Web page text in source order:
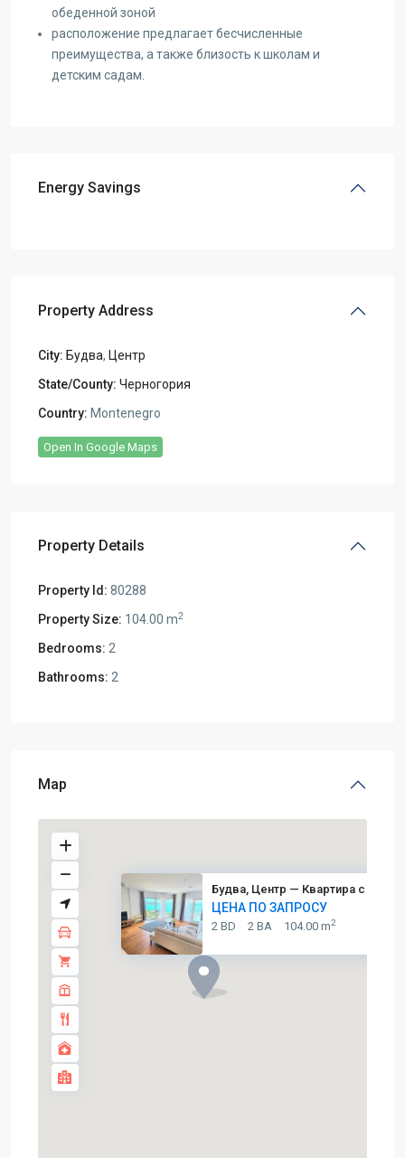
обеденной зоной
расположение предлагает бесчисленные
преимущества, а также близость к школам и
детским садам.
Energy Savings
Property Address
City: Будва, Центр
State/County: Черногория
Country: Montenegro
Open In Google Maps
Property Details
Property Id: 80288
Property Size: 104.00 m2
Bedrooms: 2
Bathrooms: 2
Map
Будва, Центр — Квартира с
ЦЕНА ПО ЗАПРОСУ
2 BD 2 BA 104.00 m2